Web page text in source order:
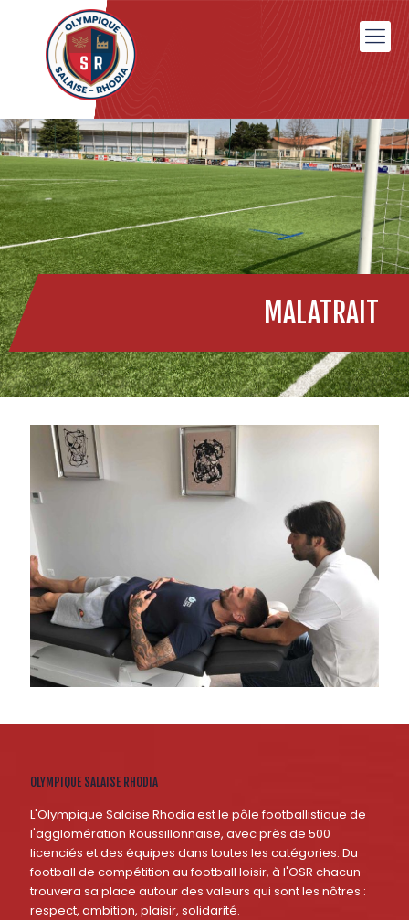
MALATRAIT
OLYMPIQUE SALAISE RHODIA
L'Olympique Salaise Rhodia est le pôle footballistique de
l'agglomération Roussillonnaise, avec près de 500
licenciés et des équipes dans toutes les catégories. Du
football de compétition au football loisir, à l'OSR chacun
trouvera sa place autour des valeurs qui sont les nôtres :
respect, ambition, plaisir, solidarité.